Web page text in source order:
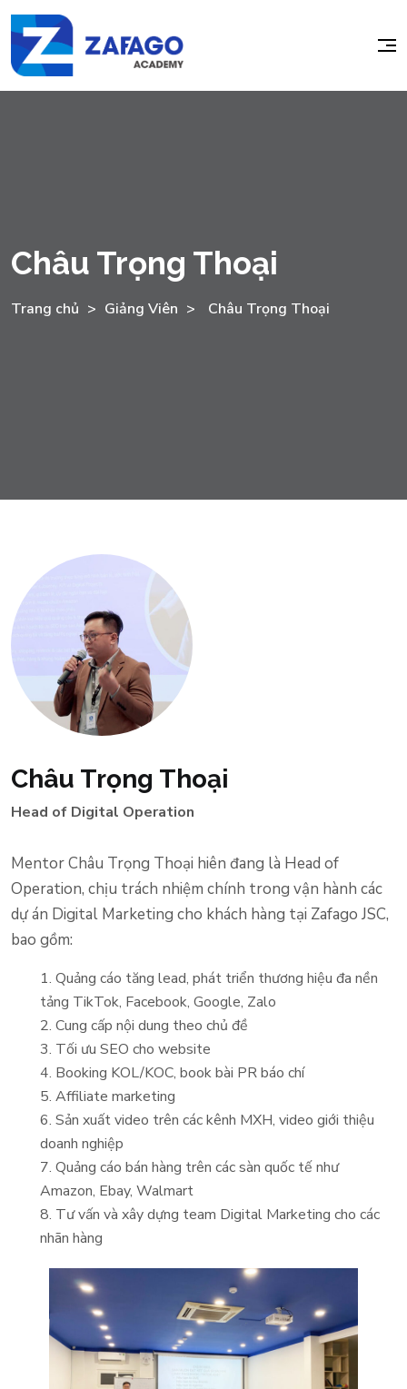
Châu Trọng Thoại
Trang chủ > Giảng Viên > Châu Trọng Thoại
Châu Trọng Thoại
Head of Digital Operation
Mentor Châu Trọng Thoại hiên đang là Head of
Operation, chịu trách nhiệm chính trong vận hành các
dự án Digital Marketing cho khách hàng tại Zafago JSC,
bao gồm:
1. Quảng cáo tăng lead, phát triển thương hiệu đa nền
tảng TikTok, Facebook, Google, Zalo
2. Cung cấp nội dung theo chủ đề
3. Tối ưu SEO cho website
4. Booking KOL/KOC, book bài PR báo chí
5. Affiliate marketing
6. Sản xuất video trên các kênh MXH, video giới thiệu
doanh nghiệp
7. Quảng cáo bán hàng trên các sàn quốc tế như
Amazon, Ebay, Walmart
8. Tư vấn và xây dựng team Digital Marketing cho các
nhãn hàng